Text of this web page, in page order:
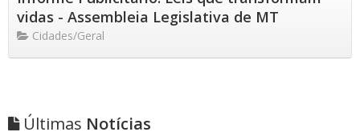
vidas - Assembleia Legislativa de MT
Cidades/Geral
Últimas Notícias